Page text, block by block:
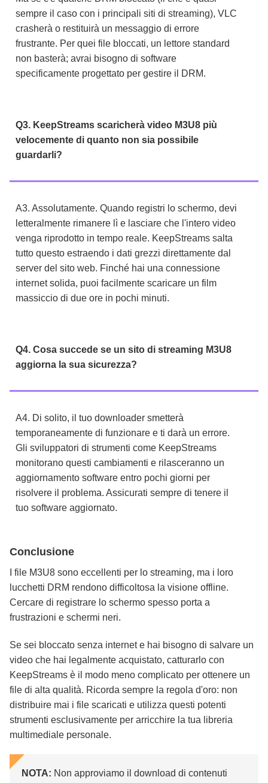
sempre il caso con i principali siti di streaming), VLC
crasherà o restituirà un messaggio di errore
frustrante. Per quei file bloccati, un lettore standard
non basterà; avrai bisogno di software
specificamente progettato per gestire il DRM.
Q3. KeepStreams scaricherà video M3U8 più
velocemente di quanto non sia possibile
guardarli?
A3. Assolutamente. Quando registri lo schermo, devi
letteralmente rimanere lì e lasciare che l'intero video
venga riprodotto in tempo reale. KeepStreams salta
tutto questo estraendo i dati grezzi direttamente dal
server del sito web. Finché hai una connessione
internet solida, puoi facilmente scaricare un film
massiccio di due ore in pochi minuti.
Q4. Cosa succede se un sito di streaming M3U8
aggiorna la sua sicurezza?
A4. Di solito, il tuo downloader smetterà
temporaneamente di funzionare e ti darà un errore.
Gli sviluppatori di strumenti come KeepStreams
monitorano questi cambiamenti e rilasceranno un
aggiornamento software entro pochi giorni per
risolvere il problema. Assicurati sempre di tenere il
tuo software aggiornato.
Conclusione
I file M3U8 sono eccellenti per lo streaming, ma i loro
lucchetti DRM rendono difficoltosa la visione offline.
Cercare di registrare lo schermo spesso porta a
frustrazioni e schermi neri.
Se sei bloccato senza internet e hai bisogno di salvare un
video che hai legalmente acquistato, catturarlo con
KeepStreams è il modo meno complicato per ottenere un
file di alta qualità. Ricorda sempre la regola d'oro: non
distribuire mai i file scaricati e utilizza questi potenti
strumenti esclusivamente per arricchire la tua libreria
multimediale personale.
NOTA: Non approviamo il download di contenuti